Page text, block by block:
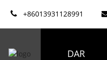
+86013931128991
DAR